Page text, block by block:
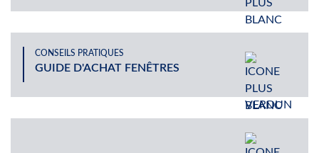
PORTE ET FENÊTRES VERDUN À ST-
LÉONARD
9365 rue De Meaux St-
(514) 940-XXXX
PORTE ET FENÊTRES VERDUN À LAVAL
CONSEILS PRATIQUES
GUIDE D'ACHAT FENÊTRES